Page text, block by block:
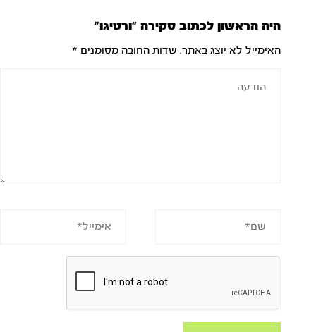
היה הראשון לכתוב סקירה “ורטיגו”
האימייל לא יוצג באתר. שדות החובה מסומנים *